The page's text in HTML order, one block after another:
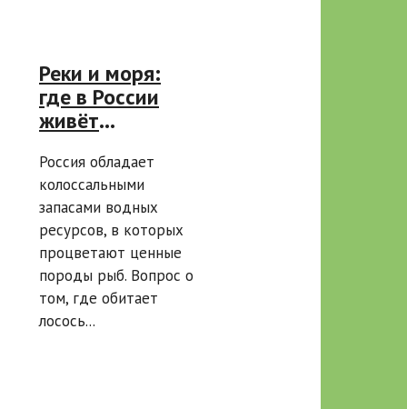
Реки и моря:
где в России
живёт
и
атлантический
лосось
Россия обладает
колоссальными
запасами водных
ресурсов, в которых
процветают ценные
породы рыб. Вопрос о
том, где обитает
лосось...